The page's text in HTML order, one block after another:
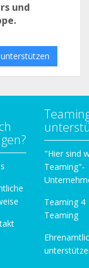
und
"Hier sind
Teaming"-
Teaming 4
Teaming